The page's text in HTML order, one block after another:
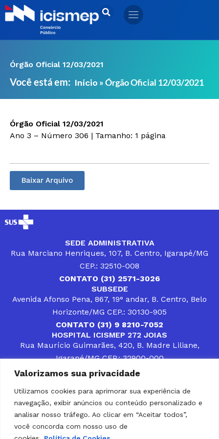
Valorizamos sua privacidade
Utilizamos cookies para aprimorar sua experiência de
navegação, exibir anúncios ou conteúdo personalizado e
analisar nosso tráfego. Ao clicar em “Aceitar todos”,
você concorda com nosso uso de
Ir
para
Órgão Oficial 12/03/2021
Você está em: Início »Órgão Oficial 12/03/2021
Órgão Oficial 12/03/2021
Ano 3 – Número 306 | Tamanho: 1 página
Baixar Arquivo
SEDE ADMINISTRATIVA
Rua Marciano Henriques, 107, B. Centro, Igarapé/MG
CEP.: 32510-008
CONTATO (31) 2571-3026
SUBSEDE
Avenida Afonso Pena, 867, 19° andar, B. Centro, Belo
Horizonte/MG CEP.: 30130-905
CONTATO (31) 9 8210-7052
HOSPITAL ICISMEP 272 JOIAS
Rua Maurício Guimarães, 420, B. Madre Liliane,
Igarapé/MG CEP.: 32900-000
CONTATOS (31) 3512-4400 ou (31) 9 8309-8660
DESENVOLVER SOLUÇÕES, AÇÕES E SERVIÇOS
PÚBLICOS QUE COMPLEMENTEM A ASSISTÊNCIA À
POPULAÇÃO DA REGIÃO EM QUE ATUA, SENDO
PARCEIRO DOS MUNICÍPIOS CONSORCIADOS NA
SOLUÇÃO DE DIFICULDADES ENFRENTADAS POR
GESTORES MUNICIPAIS, É O COMPROMISSO DO
ICISMEP.